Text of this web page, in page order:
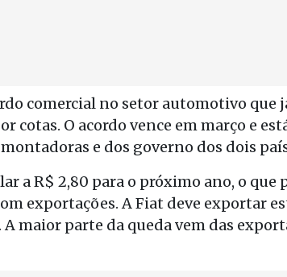
comercial no setor automotivo que
cotas. O acordo vence em março e
e dos governo dos dois
a R$ 2,80 para o próximo ano, o que
exportações. A Fiat deve exportar
maior parte da queda vem das